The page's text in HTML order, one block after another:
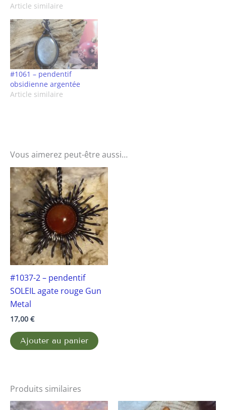
Article similaire
#1061 – pendentif
obsidienne argentée
Article similaire
Vous aimerez peut-être aussi…
#1037-2 – pendentif
SOLEIL agate rouge Gun
Metal
17,00 €
Ajouter au panier
Produits similaires